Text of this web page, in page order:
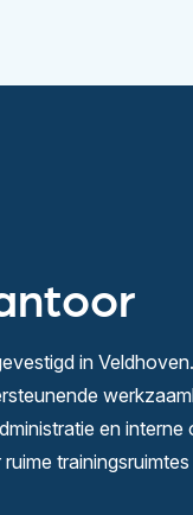
in
en interne